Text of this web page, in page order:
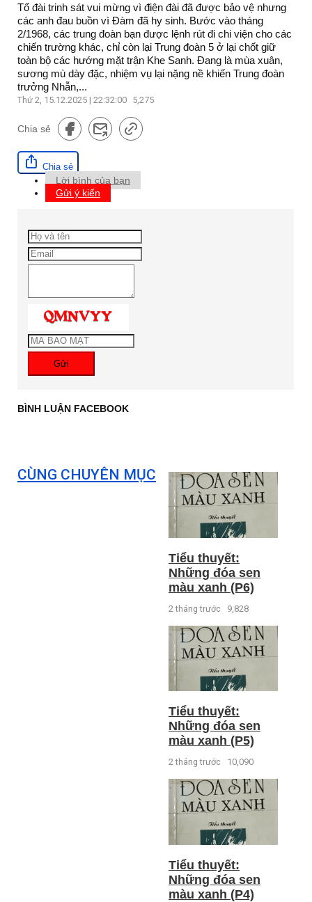
Tổ đài trinh sát vui mừng vì điện đài đã được bảo vệ nhưng
các anh đau buồn vì Đàm đã hy sinh. Bước vào tháng
2/1968, các trung đoàn bạn được lệnh rút đi chi viện cho các
chiến trường khác, chỉ còn lại Trung đoàn 5 ở lại chốt giữ
toàn bộ các hướng mặt trận Khe Sanh. Đang là mùa xuân,
sương mù dày đặc, nhiệm vụ lại nặng nề khiến Trung đoàn
trưởng Nhẫn,...
Thứ 2, 15.12.2025 | 22:32:00 5,275
Chia sẻ
Chia sẻ
Lời bình của bạn
Gửi ý kiến
Gửi
BÌNH LUẬN FACEBOOK
CÙNG CHUYÊN MỤC
Tiểu thuyết:
Những đóa sen
màu xanh (P6)
2 tháng trước 9,828
Tiểu thuyết:
Những đóa sen
màu xanh (P5)
2 tháng trước 10,090
Tiểu thuyết:
Những đóa sen
màu xanh (P4)